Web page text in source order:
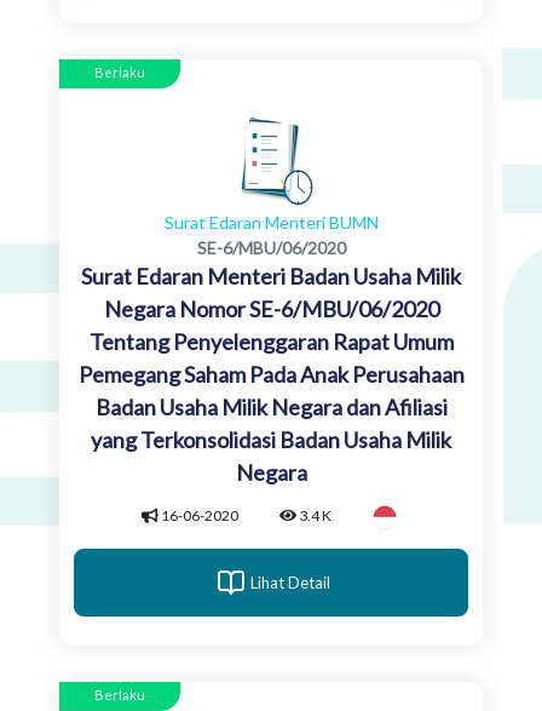
Berlaku
Surat Edaran Menteri BUMN
SE-6/MBU/06/2020
Surat Edaran Menteri Badan Usaha Milik
Negara Nomor SE-6/MBU/06/2020
Tentang Penyelenggaran Rapat Umum
Pemegang Saham Pada Anak Perusahaan
Badan Usaha Milik Negara dan Afiliasi
yang Terkonsolidasi Badan Usaha Milik
Negara
16-06-2020 3.4 K
Lihat Detail
Berlaku